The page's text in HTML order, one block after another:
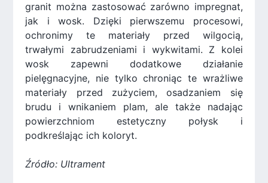
granit można zastosować zarówno impregnat,
jak i wosk. Dzięki pierwszemu procesowi,
ochronimy te materiały przed wilgocią,
trwałymi zabrudzeniami i wykwitami. Z kolei
wosk zapewni dodatkowe działanie
pielęgnacyjne, nie tylko chroniąc te wrażliwe
materiały przed zużyciem, osadzaniem się
brudu i wnikaniem plam, ale także nadając
powierzchniom estetyczny połysk i
podkreślając ich koloryt.
Źródło: Ultrament